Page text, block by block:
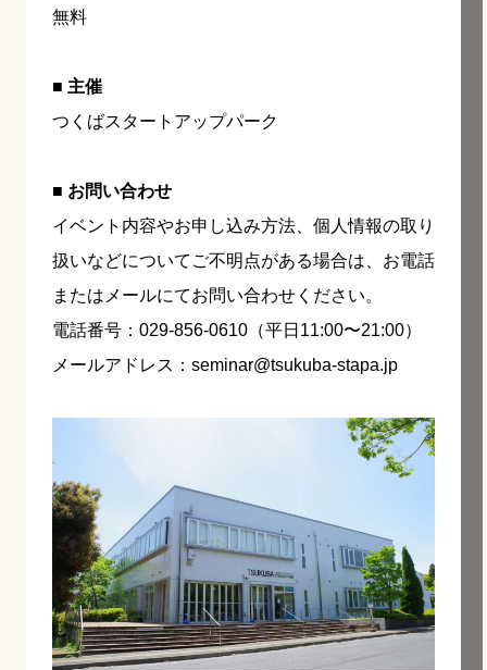
無料
■ 主催
つくばスタートアップパーク
■ お問い合わせ
イベント内容やお申し込み方法、個人情報の取り
扱いなどについてご不明点がある場合は、お電話
またはメールにてお問い合わせください。
電話番号：029-856-0610（平日11:00〜21:00）
メールアドレス：seminar@tsukuba-stapa.jp